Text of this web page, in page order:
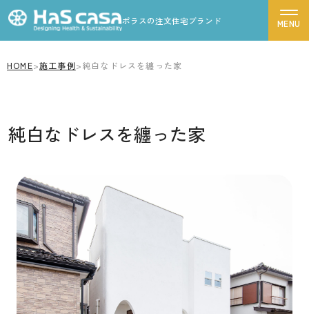
ポラスの注文住宅ブランド
デザインについて
商品ラインナップ
施工事例
モデルハウス
お客様の声
家づくりの流れ
HOME>施工事例>純白なドレスを纏った家
純白なドレスを纏った家